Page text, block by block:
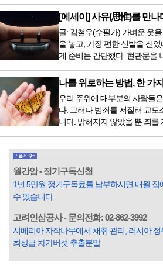
는 없지만 치료...
저녁을 습관적으로 음식을 섭
음식을 먹거나, 아침에 식욕이
가 활기차다’라는 이야기에 사
다. 식욕이 없다는 느낌은 본능
화할 힘이 없다거나 더 이상 먹
[에세이] 사유(思惟)를 만나
글: 김철우(수필가) 가벼운 옷
을 놓고, 가장 편한 신발을 신
게 준비는 간단했다. 현관문을
막이 열리기 전. 그 특유의 무대
은 것이었다. 두 금동 미륵 반
렇게 시작됐다. 두 반가사유상을 알게 된 것은 몇 해 전이었다.
잡지의 발행인으로 독자에게
중 우리 문화재를 하나씩 소개
나를 위로하는 방법, 한 가지
우리 주위에 대부분의 사람들
다. 그러나 범죄를 저질러 교
니다. 밝혀지지 않았을 뿐 죄를
입힌다는 것입니다. 미꾸라지
옛말이 그저 허투루 생기지는
들은 열심히 살아갑니다. 그렇
월간암 - 정기구독신청
1년 5만원 정기구독료를 납부하시면 매월
수 있습니다.
고려인삼공사 - 문의전화: 02-862-3992
시베리아 자작나무에서 채취 관리, 러시아
최상급 차가버섯 추출분말